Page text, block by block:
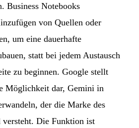
Business Notebooks
von Quellen oder
um eine dauerhafte
statt bei jedem Austausch
zu beginnen. Google stellt
Möglichkeit dar, Gemini in
der die Marke des
versteht. Die Funktion ist